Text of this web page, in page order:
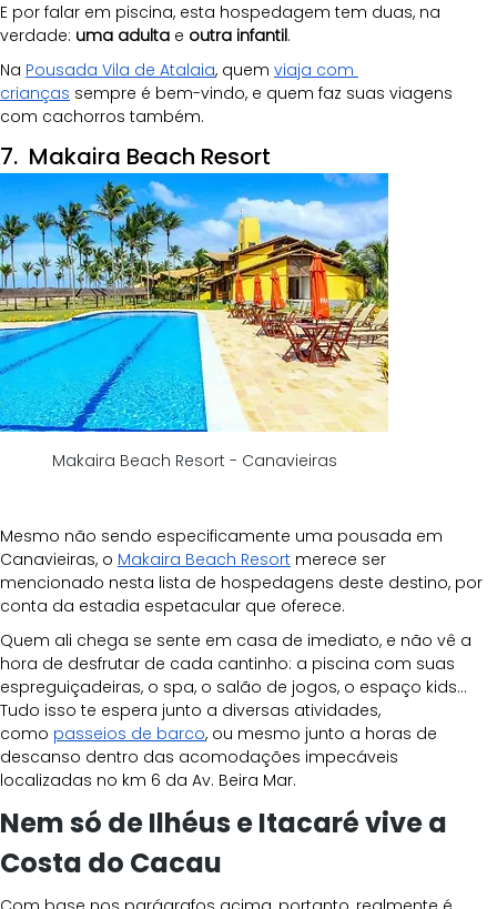
E por falar em piscina, esta hospedagem tem duas, na
verdade: uma adulta e outra infantil.
Na Pousada Vila de Atalaia, quem viaja com
crianças sempre é bem-vindo, e quem faz suas viagens
com cachorros também.
7.  Makaira Beach Resort
Makaira Beach Resort - Canavieiras
Mesmo não sendo especificamente uma pousada em
Canavieiras, o Makaira Beach Resort merece ser
mencionado nesta lista de hospedagens deste destino, por
conta da estadia espetacular que oferece.
Quem ali chega se sente em casa de imediato, e não vê a
hora de desfrutar de cada cantinho: a piscina com suas
espreguiçadeiras, o spa, o salão de jogos, o espaço kids...
Tudo isso te espera junto a diversas atividades,
como passeios de barco, ou mesmo junto a horas de
descanso dentro das acomodações impecáveis
localizadas no km 6 da Av. Beira Mar.
Nem só de Ilhéus e Itacaré vive a
Costa do Cacau